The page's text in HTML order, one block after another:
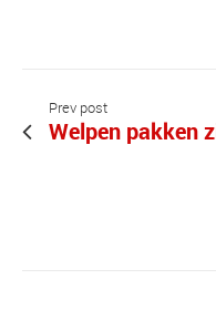
Prev post
Welpen pakken